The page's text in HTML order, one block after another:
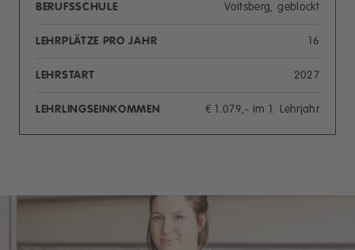
BERUFSSCHULE Voitsberg, geblockt
LEHRPLÄTZE PRO JAHR 16
LEHRSTART 2027
LEHRLINGSEINKOMMEN € 1.079,- im 1. Lehrjahr